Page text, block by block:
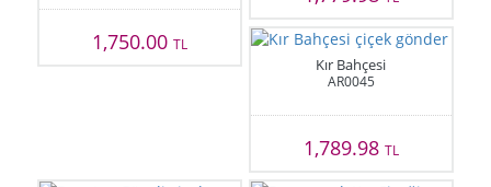
1,750.00TL
Kır Bahçesi
AR0045
1,789.98 TL